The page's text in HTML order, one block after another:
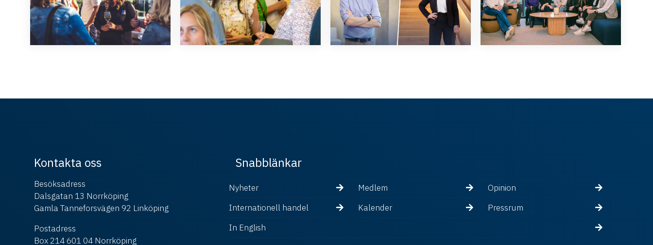
Kontakta oss
Besöksadress
Dalsgatan 13 Norrköping
Gamla Tanneforsvägen 92 Linköping
Postadress
Box 214 601 04 Norrköping
Snabblänkar
Nyheter Medlem
Opinion
Internationell handel
Kalender
Pressrum
In English